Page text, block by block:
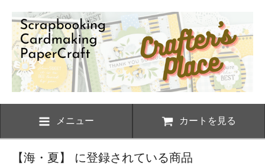
メニュー カートを見る
【海・夏】 に登録されている商品